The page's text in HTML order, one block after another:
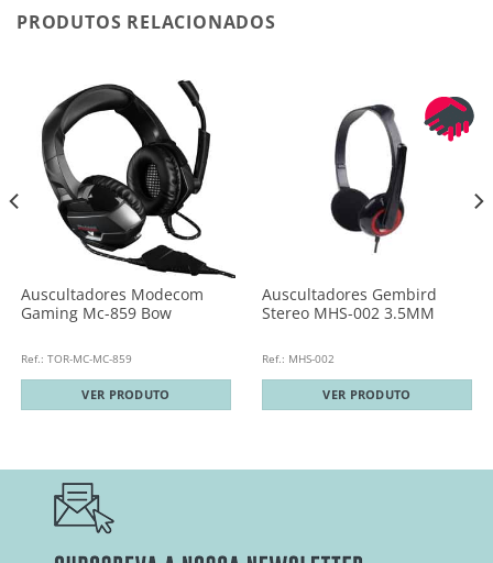
PRODUTOS RELACIONADOS
Auscultadores Modecom
Gaming Mc-859 Bow
Ref.: TOR-MC-MC-859
VER PRODUTO
Auscultadores Gembird
Stereo MHS-002 3.5MM
Ref.: MHS-002
VER PRODUTO